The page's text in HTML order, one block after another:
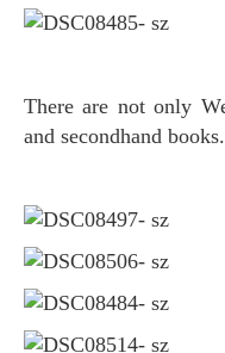
There are not only Western antiques but also Oriental
and secondhand books.